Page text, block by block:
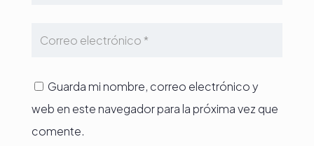
Guarda mi nombre, correo electrónico y
web en este navegador para la próxima vez que
comente.